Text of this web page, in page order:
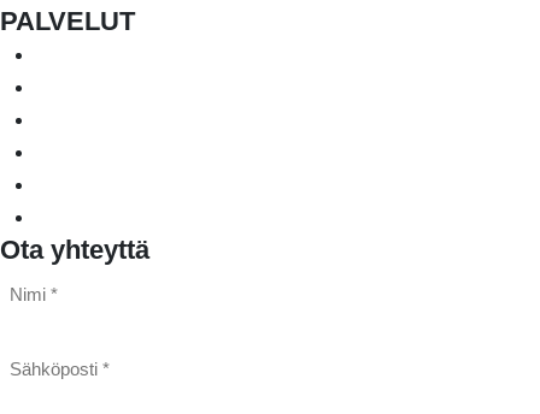
PALVELUT
Ota yhteyttä
*